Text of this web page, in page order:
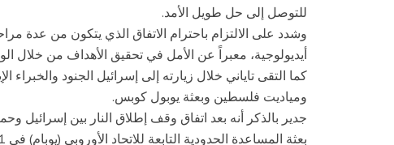
للتوصل إلى حل طويل الأمد.
وشدد على الالتزام باحترام الاتفاق الذي يتكون من عدة
أيديولوجية، معبراً عن الأمل في تحقيق الأهداف من خلال
كما التقى تاياني خلال زيارته إلى إسرائيل الجنود
ومياديت فلسطين وبعثة يوبول كوبس.